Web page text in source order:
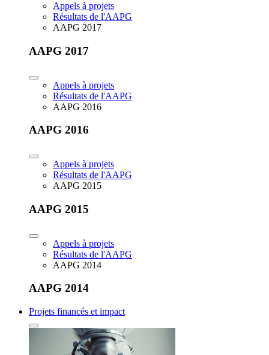
Appels à projets
Résultats de l'AAPG
AAPG 2017
AAPG 2017
Appels à projets
Résultats de l'AAPG
AAPG 2016
AAPG 2016
Appels à projets
Résultats de l'AAPG
AAPG 2015
AAPG 2015
Appels à projets
Résultats de l'AAPG
AAPG 2014
AAPG 2014
Projets financés et impact